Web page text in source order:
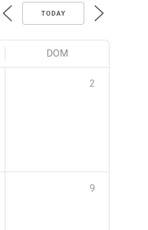
TODAY
DOM
2
9